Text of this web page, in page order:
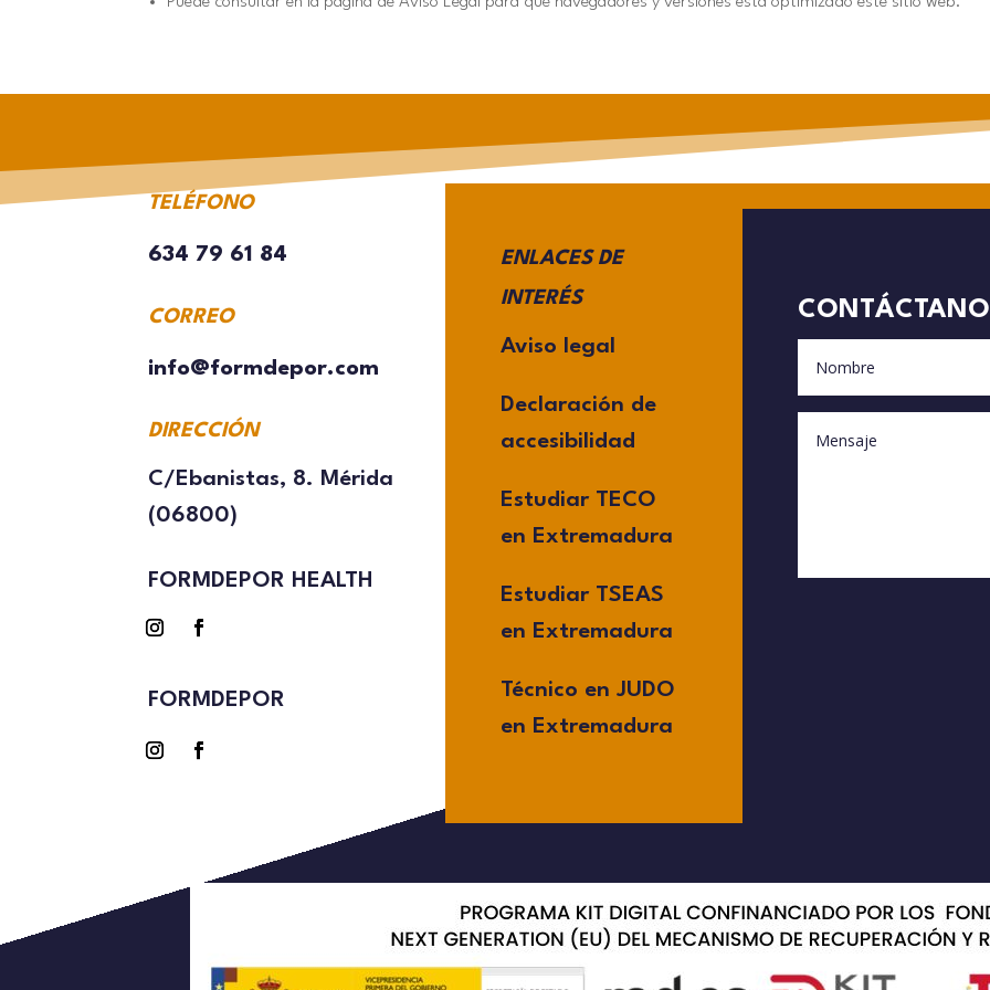
TELÉFONO
634 79 61 84
CORREO
info@formdepor.com
DIRECCIÓN
C/Ebanistas, 8. Mérida
(06800)
FORMDEPOR HEALTH
FORMDEPOR
ENLACES DE
INTERÉS
Aviso legal
Declaración de
accesibilidad
Estudiar TECO
en Extremadura
Estudiar TSEAS
en Extremadura
Técnico en JUDO
en Extremadura